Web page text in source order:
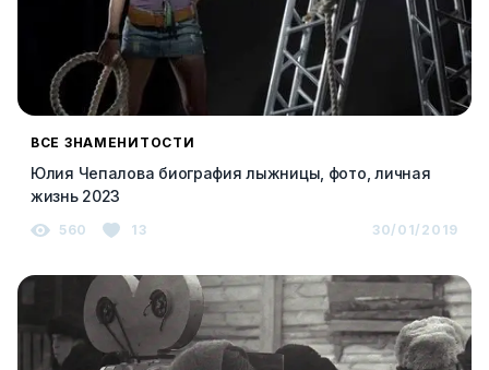
ВСЕ ЗНАМЕНИТОСТИ
Юлия Чепалова биография лыжницы, фото, личная
жизнь 2023
560 13 30/01/2019